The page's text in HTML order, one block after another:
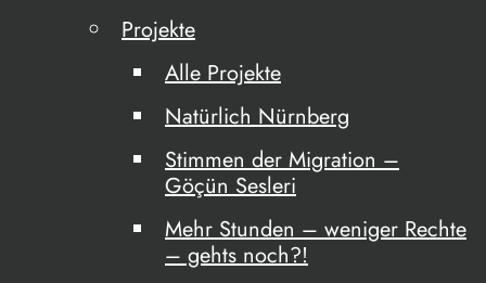
Projekte
Alle Projekte
Natürlich Nürnberg
Stimmen der Migration –
Göçün Sesleri
Mehr Stunden – weniger Rechte
– gehts noch?!